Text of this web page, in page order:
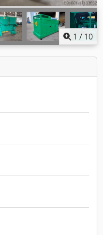
1 / 10